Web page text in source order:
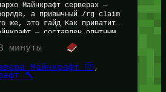
Майнкрафт серверах —
а привычный /rg claim
же, это гайд Как приватить
— составлен опытным
Майнкрафт…
минуты
Майнкрафт 🛜
🔨